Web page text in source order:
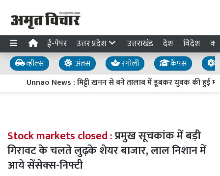
ई-पेपर उत्तर प्रदेश उत्तराखंड देश विदेश
व्हील्स अंतस रंगोली कैंपस
Unnao News : मिट्टी खनन से बने तालाब में डूबकर युवक की हुई मौत,
Stock markets closed :प्रमुख सूचकांक में बड़ी
गिरावट के चलते लुढ़के शेयर बाजार, लाल निशान में
आये सेंसेक्स-निफ्टी